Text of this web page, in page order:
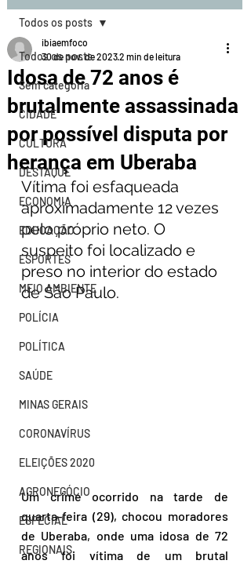
Todos os posts
Sem categoria
CIDADE
CULTURA
DESTAQUE
ECONOMIA
EDUCAÇÃO
ESPORTES
MEIO AMBIENTE
POLÍCIA
POLÍTICA
SAÚDE
MINAS GERAIS
CORONAVÍRUS
ELEIÇÕES 2020
AGRONEGÓCIO
ESPECIAL
REGIONAIS
Todos os posts
Idosa de 72 anos é
brutalmente assassinada
por possível disputa por
herança em Uberaba
ibiaemfoco
30 de nov. de 20232 min de leitura
Vítima foi esfaqueada
aproximadamente 12 vezes
pelo próprio neto. O
suspeito foi localizado e
preso no interior do estado
de São Paulo.
Um crime ocorrido na tarde de
quarta-feira (29), chocou moradores
de Uberaba, onde uma idosa de 72
anos foi vítima de um brutal